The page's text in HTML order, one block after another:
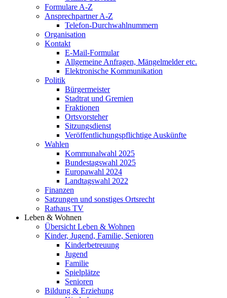
Formulare A-Z
Ansprechpartner A-Z
Telefon-Durchwahlnummern
Organisation
Kontakt
E-Mail-Formular
Allgemeine Anfragen, Mängelmelder etc.
Elektronische Kommunikation
Politik
Bürgermeister
Stadtrat und Gremien
Fraktionen
Ortsvorsteher
Sitzungsdienst
Veröffentlichungspflichtige Auskünfte
Wahlen
Kommunalwahl 2025
Bundestagswahl 2025
Europawahl 2024
Landtagswahl 2022
Finanzen
Satzungen und sonstiges Ortsrecht
Rathaus TV
Leben & Wohnen
Übersicht Leben & Wohnen
Kinder, Jugend, Familie, Senioren
Kinderbetreuung
Jugend
Familie
Spielplätze
Senioren
Bildung & Erziehung